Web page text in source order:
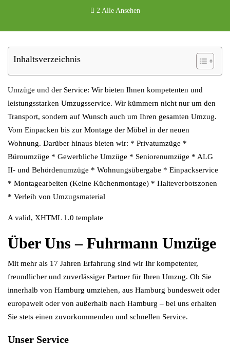
2 Alle Ansehen
Inhaltsverzeichnis
Umzüge und der Service: Wir bieten Ihnen kompetenten und
leistungsstarken Umzugsservice. Wir kümmern nicht nur um den
Transport, sondern auf Wunsch auch um Ihren gesamten Umzug.
Vom Einpacken bis zur Montage der Möbel in der neuen
Wohnung. Darüber hinaus bieten wir: * Privatumzüge *
Büroumzüge * Gewerbliche Umzüge * Seniorenumzüge * ALG
II- und Behördenumzüge * Wohnungsübergabe * Einpackservice
* Montagearbeiten (Keine Küchenmontage) * Halteverbotszonen
* Verleih von Umzugsmaterial
A valid, XHTML 1.0 template
Über Uns – Fuhrmann Umzüge
Mit mehr als 17 Jahren Erfahrung sind wir Ihr kompetenter,
freundlicher und zuverlässiger Partner für Ihren Umzug. Ob Sie
innerhalb von Hamburg umziehen, aus Hamburg bundesweit oder
europaweit oder von außerhalb nach Hamburg – bei uns erhalten
Sie stets einen zuvorkommenden und schnellen Service.
Unser Service